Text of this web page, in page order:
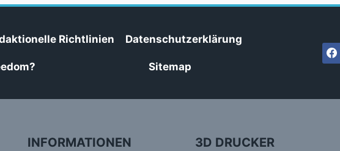
Richtlinien Datenschutzerklärung
Sitemap
INFORMATIONEN
3D DRUCKER